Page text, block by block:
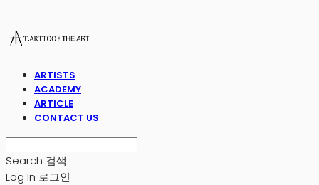
ARTISTS
ACADEMY
ARTICLE
CONTACT US
Search 검색
Log In 로그인